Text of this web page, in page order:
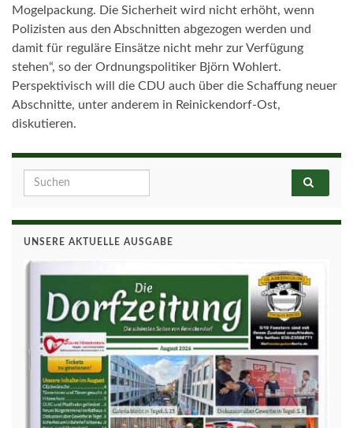
Mogelpackung. Die Sicherheit wird nicht erhöht, wenn
Polizisten aus den Abschnitten abgezogen werden und
damit für reguläre Einsätze nicht mehr zur Verfügung
stehen“, so der Ordnungspolitiker Björn Wohlert.
Perspektivisch will die CDU auch über die Schaffung neuer
Abschnitte, unter anderem in Reinickendorf-Ost,
diskutieren.
Search for:
UNSERE AKTUELLE AUSGABE